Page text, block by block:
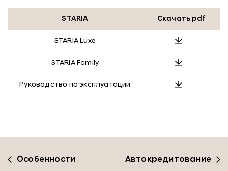
STARIA Скачать pdf
STARIA Luxe
STARIA Family
Руководство по эксплуатации
Особенности Автокредитование